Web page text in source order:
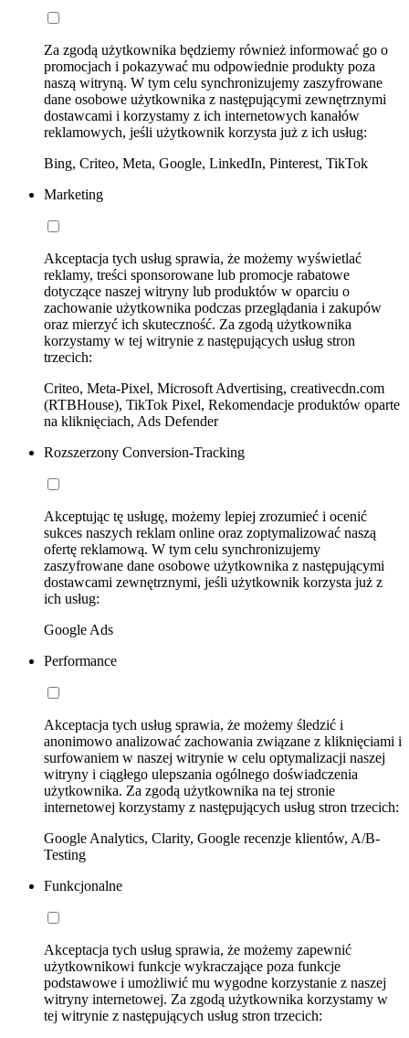
Za zgodą użytkownika będziemy również informować go o
promocjach i pokazywać mu odpowiednie produkty poza
naszą witryną. W tym celu synchronizujemy zaszyfrowane
dane osobowe użytkownika z następującymi zewnętrznymi
dostawcami i korzystamy z ich internetowych kanałów
reklamowych, jeśli użytkownik korzysta już z ich usług:
Bing, Criteo, Meta, Google, LinkedIn, Pinterest, TikTok
Marketing
Akceptacja tych usług sprawia, że możemy wyświetlać
reklamy, treści sponsorowane lub promocje rabatowe
dotyczące naszej witryny lub produktów w oparciu o
zachowanie użytkownika podczas przeglądania i zakupów
oraz mierzyć ich skuteczność. Za zgodą użytkownika
korzystamy w tej witrynie z następujących usług stron
trzecich:
Criteo, Meta-Pixel, Microsoft Advertising, creativecdn.com
(RTBHouse), TikTok Pixel, Rekomendacje produktów oparte
na kliknięciach, Ads Defender
Rozszerzony Conversion-Tracking
Akceptując tę usługę, możemy lepiej zrozumieć i ocenić
sukces naszych reklam online oraz zoptymalizować naszą
ofertę reklamową. W tym celu synchronizujemy
zaszyfrowane dane osobowe użytkownika z następującymi
dostawcami zewnętrznymi, jeśli użytkownik korzysta już z
ich usług:
Google Ads
Performance
Akceptacja tych usług sprawia, że możemy śledzić i
anonimowo analizować zachowania związane z kliknięciami i
surfowaniem w naszej witrynie w celu optymalizacji naszej
witryny i ciągłego ulepszania ogólnego doświadczenia
użytkownika. Za zgodą użytkownika na tej stronie
internetowej korzystamy z następujących usług stron trzecich:
Google Analytics, Clarity, Google recenzje klientów, A/B-
Testing
Funkcjonalne
Akceptacja tych usług sprawia, że możemy zapewnić
użytkownikowi funkcje wykraczające poza funkcje
podstawowe i umożliwić mu wygodne korzystanie z naszej
witryny internetowej. Za zgodą użytkownika korzystamy w
tej witrynie z następujących usług stron trzecich: